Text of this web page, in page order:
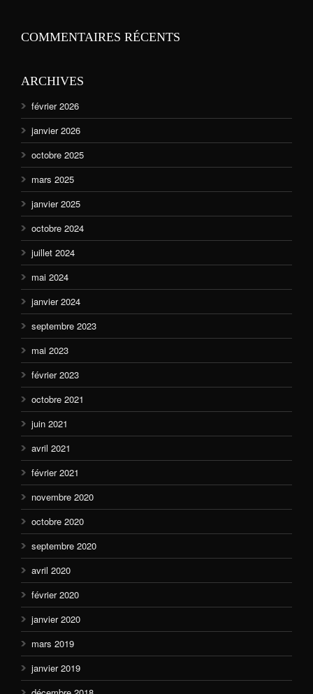
COMMENTAIRES RÉCENTS
ARCHIVES
février 2026
janvier 2026
octobre 2025
mars 2025
janvier 2025
octobre 2024
juillet 2024
mai 2024
janvier 2024
septembre 2023
mai 2023
février 2023
octobre 2021
juin 2021
avril 2021
février 2021
novembre 2020
octobre 2020
septembre 2020
avril 2020
février 2020
janvier 2020
mars 2019
janvier 2019